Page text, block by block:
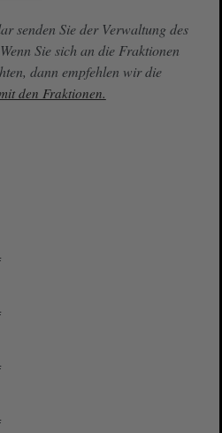
senden Sie der Verwaltung des
Sie sich an die Fraktionen
dann empfehlen wir die
den Fraktionen.